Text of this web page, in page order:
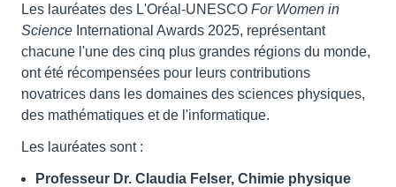
Les lauréates des L'Oréal-UNESCO For Women in
Science International Awards 2025, représentant
chacune l'une des cinq plus grandes régions du monde,
ont été récompensées pour leurs contributions
novatrices dans les domaines des sciences physiques,
des mathématiques et de l'informatique.
Les lauréates sont :
Professeur Dr. Claudia Felser, Chimie physique